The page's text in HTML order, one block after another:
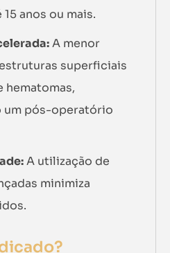
anos ou mais.
A menor
superficiais
hematomas,
pós-operatório
A utilização de
minimiza